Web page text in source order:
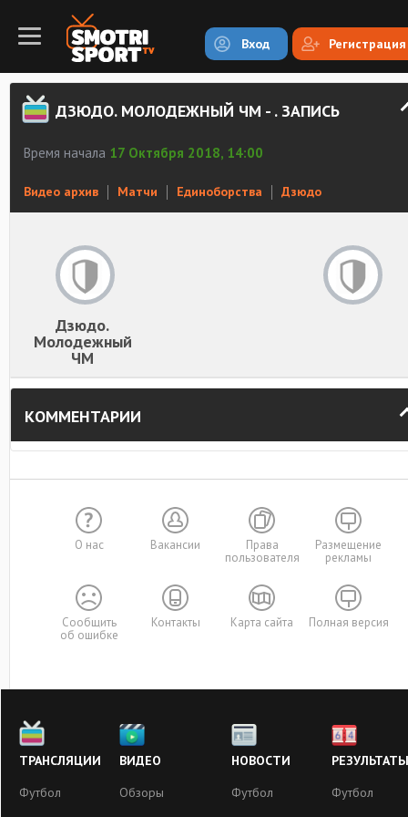
Вход Регистрация
ДЗЮДО. МОЛОДЕЖНЫЙ ЧМ - . ЗАПИСЬ
Время начала 17 Октября 2018, 14:00
Видео архив Матчи Единоборства Дзюдо
Дзюдо.
Молодежный
ЧМ
КОММЕНТАРИИ
О нас Вакансии
Права
пользователя
Размещение
рекламы
Сообщить
об ошибке
Контакты Карта сайта Полная версия
ТРАНСЛЯЦИИ
Футбол
ВИДЕО
Обзоры
НОВОСТИ
Футбол
РЕЗУЛЬТАТЫ
Футбол